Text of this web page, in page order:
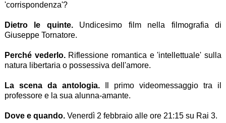
'corrispondenza'?
Dietro le quinte. Undicesimo film nella filmografia di
Giuseppe Tornatore.
Perché vederlo. Riflessione romantica e 'intellettuale' sulla
natura libertaria o possessiva dell'amore.
La scena da antologia.
Il primo videomessaggio tra il
professore e la sua alunna-amante.
Dove e quando. Venerdì 2 febbraio alle ore 21:15 su Rai 3.